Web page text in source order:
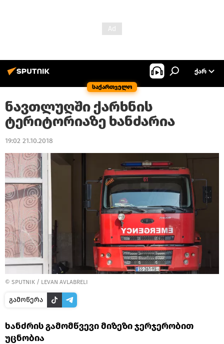
საქართველო
ᲥᲐᲠ
ნავთლუღში ქარხნის
ტერიტორიაზე ხანძარია
19:02 21.10.2018
© SPUTNIK / LEVAN AVLABRELI
გამოწერა
ხანძრის გამომწვევი მიზეზი ჯერჯერობით
უცნობია